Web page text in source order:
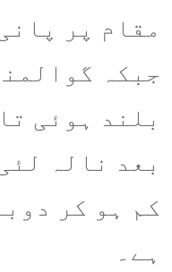
بلند ہوئی
بعد نالہ
ہے۔